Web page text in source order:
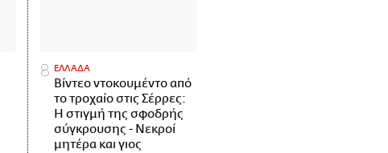
ΕΛΛΑΔΑ
Βίντεο ντοκουμέντο από
το τροχαίο στις Σέρρες:
Η στιγμή της σφοδρής
σύγκρουσης - Νεκροί
μητέρα και γιος